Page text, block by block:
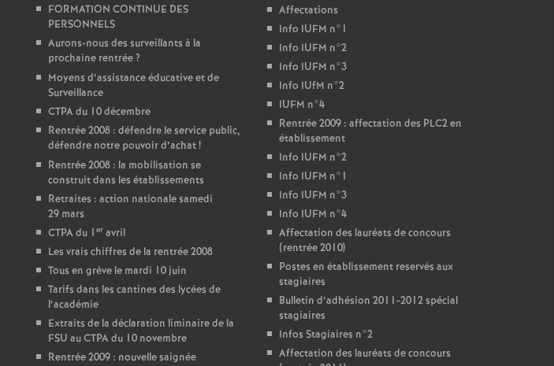
FORMATION CONTINUE DES
PERSONNELS
Aurons-nous des surveillants à la
prochaine rentrée?
Moyens d’assistance éducative et de
Surveillance
CTPA du 10 décembre
Rentrée 2008 : défendre le service public,
défendre notre pouvoir d’achat!
Rentrée 2008 : la mobilisation se
construit dans les établissements
Retraites : action nationale samedi
29 mars
CTPA du 1 er avril
Les vrais chiffres de la rentrée 2008
Tous en grève le mardi 10 juin
Tarifs dans les cantines des lycées de
l’académie
Extraits de la déclaration liminaire de la
FSU au CTPA du 10 novembre
Rentrée 2009 : nouvelle saignée
Affectations
Info IUFM n°1
Info IUFM n°2
Info IUFM n°3
Info IUfM n°2
IUFM n°4
Rentrée 2009 : affectation des PLC2 en
établissement
Info IUFM n°2
Info IUFM n°1
Info IUFM n°3
Info IUFM n°4
Affectation des lauréats de concours
(rentrée 2010)
Postes en établissement reservés aux
stagiaires
Bulletin d’adhésion 2011-2012 spécial
stagiaires
Infos Stagiaires n°2
Affectation des lauréats de concours